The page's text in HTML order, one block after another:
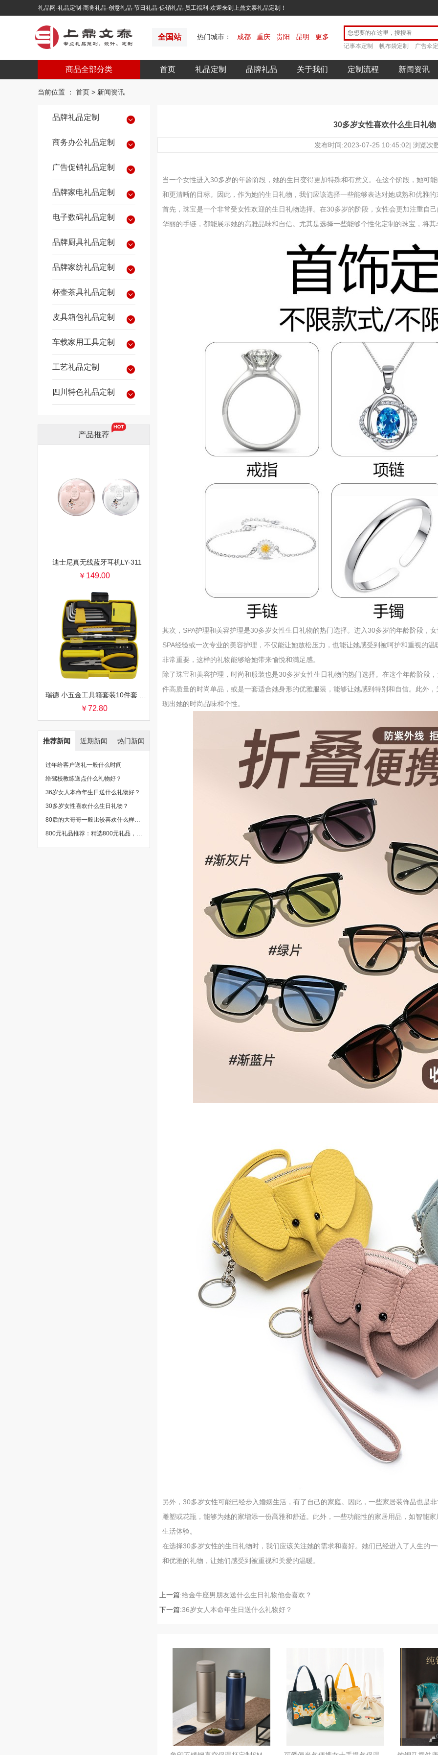
礼品网-礼品定制-商务礼品-创意礼品-节日礼品-促销礼品-员工福利-欢迎来到上鼎文泰礼品定制！
全国站 热门城市： 成都 重庆 贵阳 昆明 更多
记事本定制 帆布袋定制 广告伞
商品全部分类 首页 礼品定制 品牌礼品 关于我们 定制流程 新闻资讯
当前位置 ： 首页 > 新闻资讯
品牌礼品定制
商务办公礼品定制
广告促销礼品定制
品牌家电礼品定制
电子数码礼品定制
品牌厨具礼品定制
品牌家纺礼品定制
杯壶茶具礼品定制
皮具箱包礼品定制
车载家用工具定制
工艺礼品定制
四川特色礼品定制
产品推荐
迪士尼真无线蓝牙耳机LY-311
￥149.00
￥72.80
推荐新闻 近期新闻 热门新闻
过年给客户送礼一般什么时间
给驾校教练送点什么礼物好？
36岁女人本命年生日送什么礼物好？
30多岁女性喜欢什么生日礼物？
80后的大哥哥一般比较喜欢什么样的礼物？
800元礼品推荐：精选800元礼品，物超所值
30多岁女性喜欢什么生日礼物
发布时间:2023-07-25 10:45:02| 浏览次
当一个女性进入30多岁的年龄阶段，她的生日变得更加特殊和有意义。在这个阶段，她可
和更清晰的目标。因此，作为她的生日礼物，我们应该选择一些能够表达对她成熟和优雅的
首先，珠宝是一个非常受女性欢迎的生日礼物选择。在30多岁的阶段，女性会更加注重自
华丽的手链，都能展示她的高雅品味和自信。尤其是选择一些能够个性化定制的珠宝，将
其次，SPA护理和美容护理是30多岁女性生日礼物的热门选择。进入30多岁的年龄阶段，
SPA经验或一次专业的美容护理，不仅能让她放松压力，也能让她感受到被呵护和重视的
非常重要，这样的礼物能够给她带来愉悦和满足感。
除了珠宝和美容护理，时尚和服装也是30多岁女性生日礼物的热门选择。在这个年龄阶段
件高质量的时尚单品，或是一套适合她身形的优雅服装，能够让她感到特别和自信。此外
现出她的时尚品味和个性。
另外，30多岁女性可能已经步入婚姻生活，有了自己的家庭。因此，一些家居装饰品也是
雕塑或花瓶，能够为她的家增添一份高雅和舒适。此外，一些功能性的家居用品，如智能
生活体验。
在选择30多岁女性的生日礼物时，我们应该关注她的需求和喜好。她们已经进入了人生的
和优雅的礼物，让她们感受到被重视和关爱的温暖。
上一篇:给金牛座男朋友送什么生日礼物他会喜欢？
下一篇:36岁女人本命年生日送什么礼物好？